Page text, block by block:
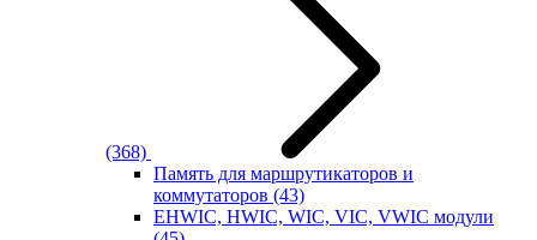
(368)
Память для маршрутикаторов и
коммутаторов (43)
EHWIC, HWIC, WIC, VIC, VWIC модули